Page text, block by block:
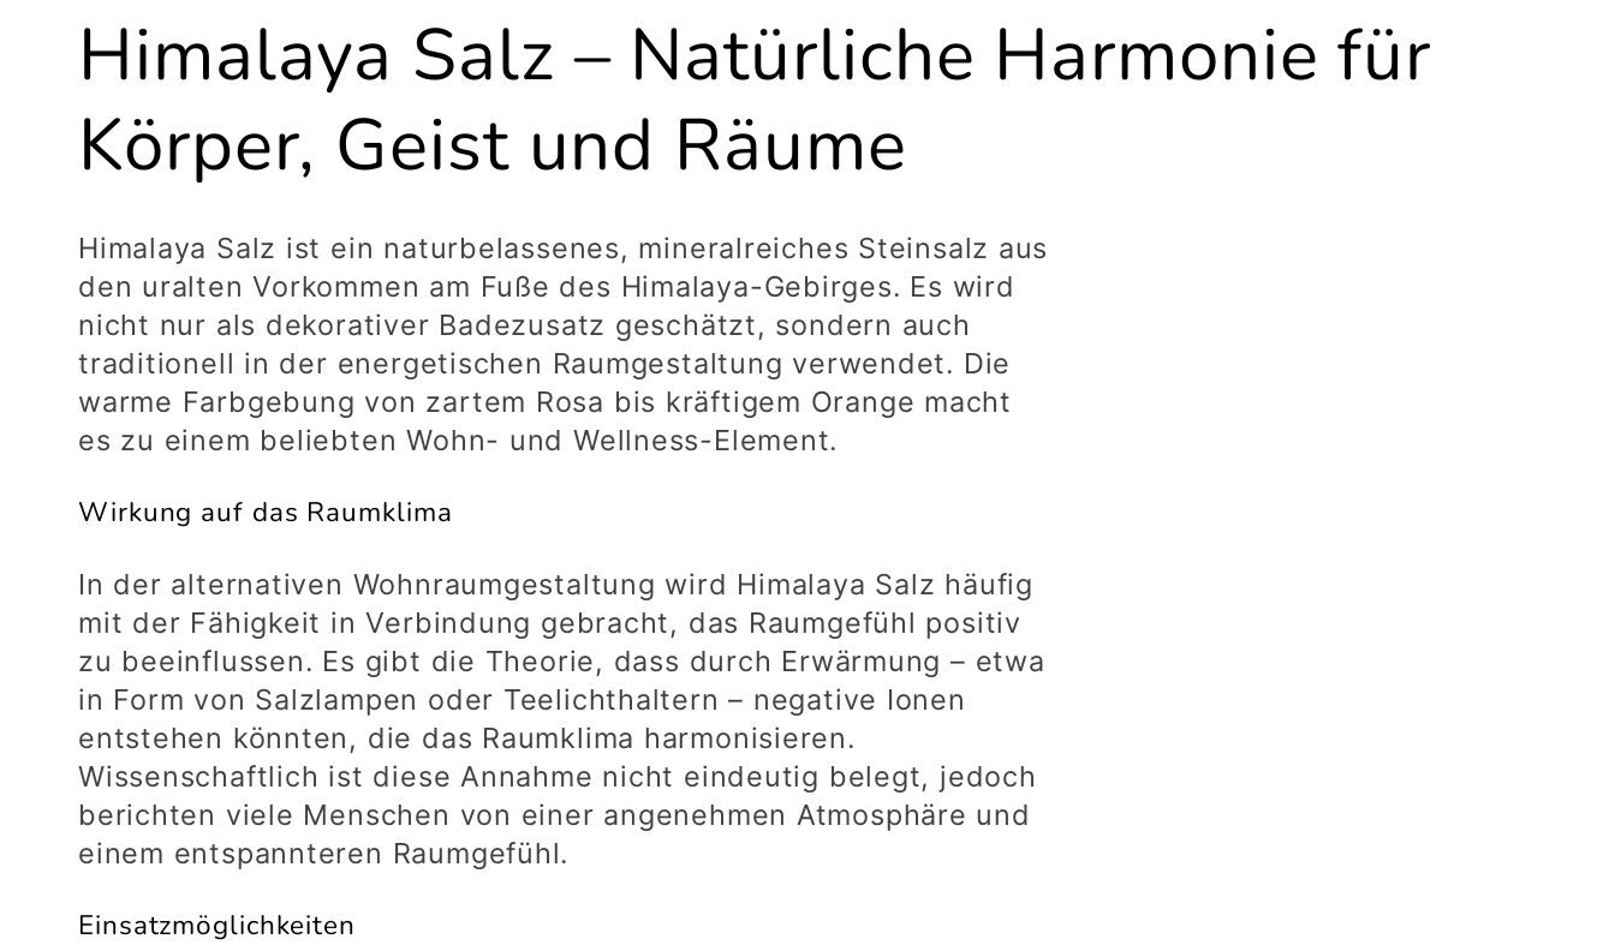
K
a
t
e
g
o
r
i
e
:
Himalaya Salz – Natürliche Harmonie für
Körper, Geist und Räume
Himalaya Salz ist ein naturbelassenes, mineralreiches Steinsalz aus
den uralten Vorkommen am Fuße des Himalaya-Gebirges. Es wird
nicht nur als dekorativer Badezusatz geschätzt, sondern auch
traditionell in der energetischen Raumgestaltung verwendet. Die
warme Farbgebung von zartem Rosa bis kräftigem Orange macht
es zu einem beliebten Wohn- und Wellness-Element.
Wirkung auf das Raumklima
In der alternativen Wohnraumgestaltung wird Himalaya Salz häufig
mit der Fähigkeit in Verbindung gebracht, das Raumgefühl positiv
zu beeinflussen. Es gibt die Theorie, dass durch Erwärmung – etwa
in Form von Salzlampen oder Teelichthaltern – negative Ionen
entstehen könnten, die das Raumklima harmonisieren.
Wissenschaftlich ist diese Annahme nicht eindeutig belegt, jedoch
berichten viele Menschen von einer angenehmen Atmosphäre und
einem entspannteren Raumgefühl.
Einsatzmöglichkeiten